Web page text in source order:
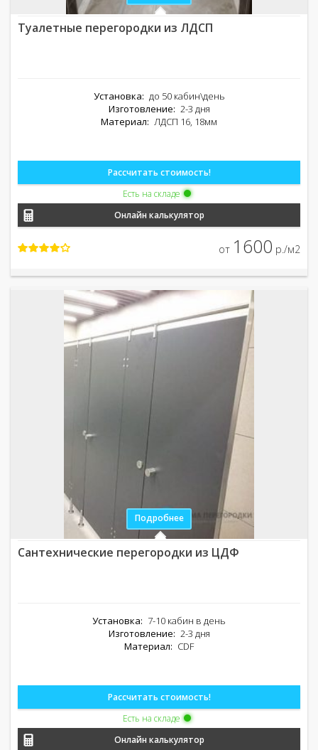
Туалетные перегородки из ЛДСП
Установка: до 50 кабин\день
Изготовление: 2-3 дня
Материал: ЛДСП 16, 18мм
Рассчитать стоимость!
Есть на складе
Онлайн калькулятор
от 1600 р./м2
Подробнее
Сантехнические перегородки из ЦДФ
Установка: 7-10 кабин в день
Изготовление: 2-3 дня
Материал: CDF
Рассчитать стоимость!
Есть на складе
Онлайн калькулятор